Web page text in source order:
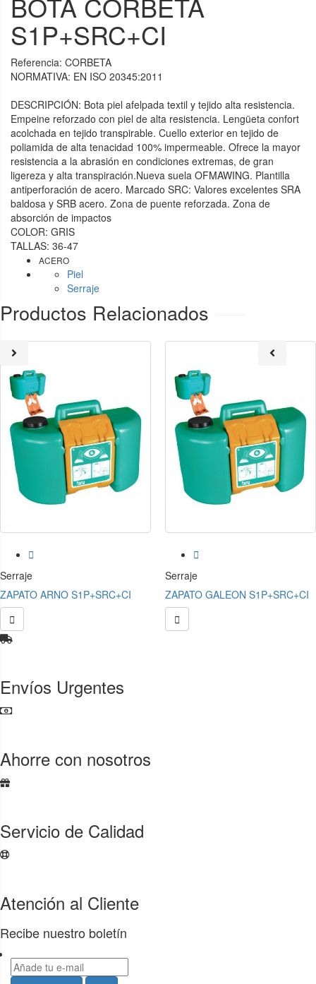
S1P+SRC+CI
Referencia: CORBETA
NORMATIVA: EN ISO 20345:2011
DESCRIPCIÓN: Bota piel afelpada textil y tejido alta resistencia.
Empeine reforzado con piel de alta resistencia. Lengüeta confort
acolchada en tejido transpirable. Cuello exterior en tejido de
poliamida de alta tenacidad 100% impermeable. Ofrece la mayor
resistencia a la abrasión en condiciones extremas, de gran
ligereza y alta transpiración.Nueva suela OFMAWING. Plantilla
antiperforación de acero. Marcado SRC: Valores excelentes SRA
baldosa y SRB acero. Zona de puente reforzada. Zona de
absorción de impactos
COLOR: GRIS
TALLAS: 36-47
ACERO
Piel
Serraje
Productos Relacionados

Serraje
ZAPATO ARNO S1P+SRC+CI


Serraje
ZAPATO GALEON S1P+SRC+CI

Envíos Urgentes
Ahorre con nosotros
Servicio de Calidad
Atención al Cliente
Recibe nuestro boletín